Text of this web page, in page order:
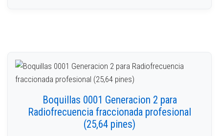
Boquillas 0001 Generacion 2 para
Radiofrecuencia fraccionada profesional
(25,64 pines)